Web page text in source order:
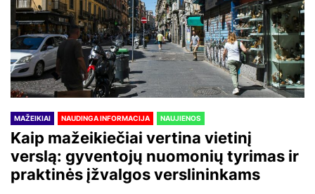
MAŽEIKIAI NAUDINGA INFORMACIJA NAUJIENOS
Kaip mažeikiečiai vertina vietinį
verslą: gyventojų nuomonių tyrimas ir
praktinės įžvalgos verslininkams